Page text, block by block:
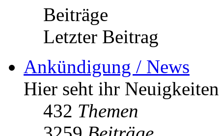
Beiträge
Letzter Beitrag
Ankündigung / News
Hier seht ihr
432 Themen